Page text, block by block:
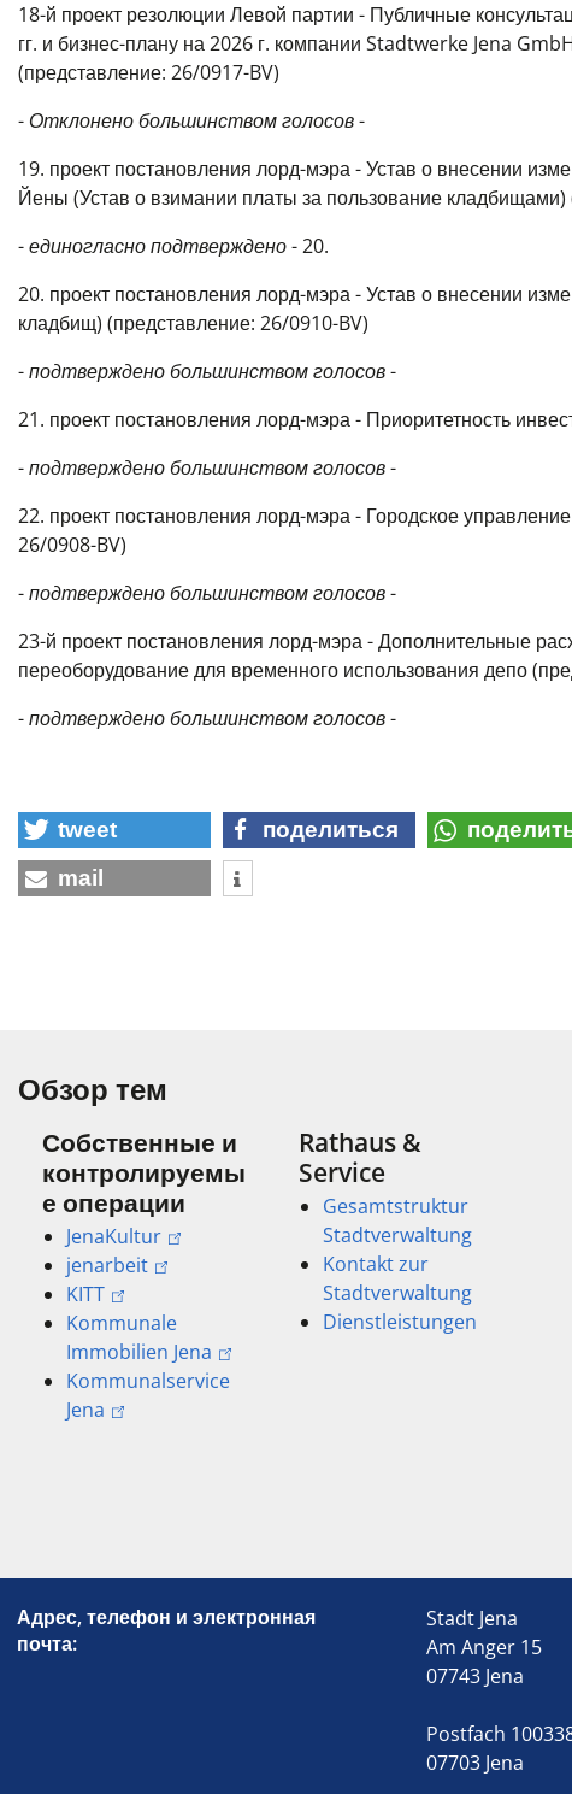
18-й проект резолюции Левой партии - Публичные
гг. и бизнес-плану на 2026 г. компании Stadtwerke Jena
(представление: 26/0917-BV)
- Отклонено большинством голосов-
19. проект постановления лорд-мэра - Устав о внесении
Йены (Устав о взимании платы за пользование
-единогласно подтверждено- 20.
20. проект постановления лорд-мэра - Устав о внесении
кладбищ) (представление: 26/0910-BV)
-подтверждено большинством голосов-
21. проект постановления лорд-мэра - Приоритетность
-подтверждено большинством голосов-
22. проект постановления лорд-мэра - Городское
26/0908-BV)
-подтверждено большинством голосов-
23-й проект постановления лорд-мэра - Дополнительные
переоборудование для временного использования депо
-подтверждено большинством голосов-
tweet поделиться
mail
Обзор тем
Собственные и
контролируемы
е операции
JenaKultur
jenarbeit
KITT
Kommunale
Immobilien Jena
Kommunalservice
Jena
Rathaus &
Service
Gesamtstruktur
Stadtverwaltung
Kontakt zur
Stadtverwaltung
Dienstleistungen
Адрес, телефон и электронная
почта:
Stadt Jena
Am Anger 15
07743 Jena
Postfach
07703 Jena